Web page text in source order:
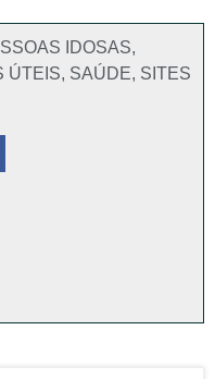
IDOSAS,
ÚTEIS, SAÚDE, SITES